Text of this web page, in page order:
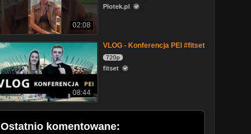
02:08
Plotek.pl
08:44
VLOG - Konferencja PEI #fitset
720p
fitset
Ostatnio komentowane: